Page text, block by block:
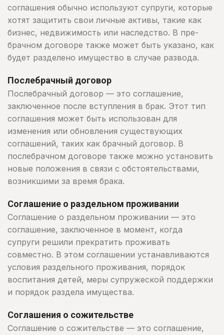
соглашения обычно используют супруги, которые
хотят защитить свои личные активы, такие как
бизнес, недвижимость или наследство. В пре-
брачном договоре также может быть указано, как
будет разделено имущество в случае развода.
Послебрачный договор
Послебрачный договор — это соглашение,
заключенное после вступления в брак. Этот тип
соглашения может быть использован для
изменения или обновления существующих
соглашений, таких как брачный договор. В
послебрачном договоре также можно установить
новые положения в связи с обстоятельствами,
возникшими за время брака.
Соглашение о раздельном проживании
Соглашение о раздельном проживании — это
соглашение, заключенное в момент, когда
супруги решили прекратить проживать
совместно. В этом соглашении устанавливаются
условия раздельного проживания, порядок
воспитания детей, меры супружеской поддержки
и порядок раздела имущества.
Соглашения о сожительстве
Соглашение о сожительстве — это соглашение,